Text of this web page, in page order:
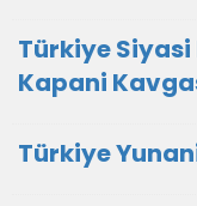
Türkiye
Kapani
Türkiye